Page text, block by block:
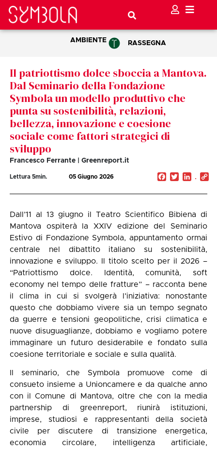
AMBIENTE RASSEGNA
Il patriottismo dolce sboccia a Mantova.
Dal Seminario della Fondazione
Symbola un modello produttivo che
punta su sostenibilità, relazioni,
bellezza, innovazione e coesione
sociale come fattori strategici di
sviluppo
Francesco Ferrante | Greenreport.it
Lettura 5min. 05 Giugno 2026 Facebook
Twitter
Dall’11 al 13 giugno il Teatro Scientifico Bibiena di
Mantova ospiterà la XXIV edizione del Seminario
Estivo di Fondazione Symbola, appuntamento ormai
centrale nel dibattito italiano su sostenibilità,
innovazione e sviluppo. Il titolo scelto per il 2026 –
“Patriottismo dolce. Identità, comunità, soft
economy nel tempo delle fratture” – racconta bene
il clima in cui si svolgerà l’iniziativa: nonostante
questo che dobbiamo vivere sia un tempo segnato
da guerre e tensioni geopolitiche, crisi climatica e
nuove disuguaglianze, dobbiamo e vogliamo potere
immaginare un futuro desiderabile e fondato sulla
coesione territoriale e sociale e sulla qualità.
Il seminario, che Symbola promuove come di
consueto insieme a Unioncamere e da qualche anno
con il Comune di Mantova, oltre che con la media
partnership di greenreport, riunirà istituzioni,
imprese, studiosi e rappresentanti della società
civile per discutere di transizione energetica,
economia circolare, intelligenza artificiale,